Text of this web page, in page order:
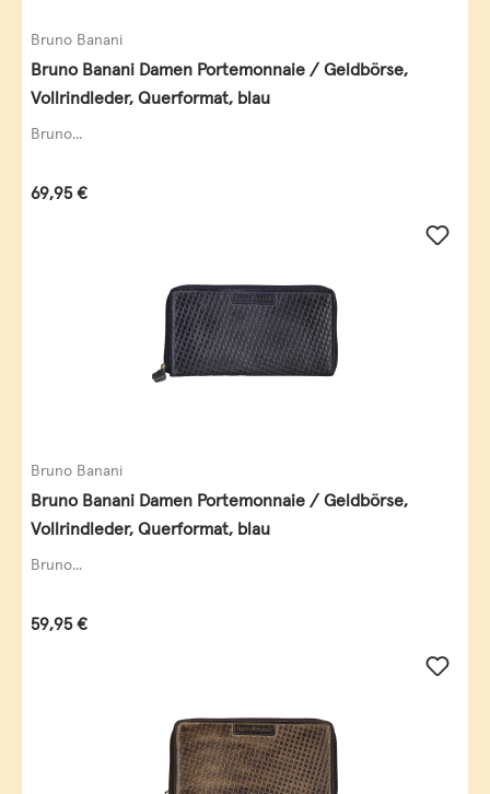
Bruno Banani
Bruno Banani Damen Portemonnaie / Geldbörse,
Vollrindleder, Querformat, blau
Bruno...
Regulärer Preis:
69,95 €
Bruno Banani
Bruno Banani Damen Portemonnaie / Geldbörse,
Vollrindleder, Querformat, blau
Bruno...
Regulärer Preis:
59,95 €